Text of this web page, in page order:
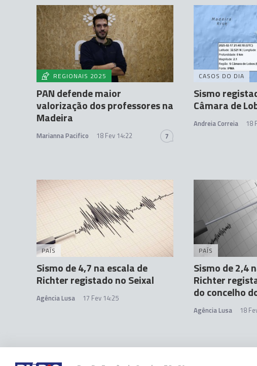
REGIONAIS 2025
PAN defende maior
valorização dos professores na
Madeira
Marianna Pacifico 18 Fev 14:22 7
CASOS DO DIA
Sismo
Câmara de
Andreia Correia 18
PAÍS
Sismo de 4,7 na escala de
Richter registado no Seixal
Agência Lusa 17 Fev 14:25
PAÍS
Sismo de 2,4
Richter
do concelho
Agência Lusa 18